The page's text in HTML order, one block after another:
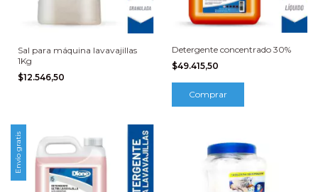
Sal para máquina lavavajillas
1Kg
$12.546,50
Detergente concentrado 30%
$49.415,50
Comprar
Envío gratis